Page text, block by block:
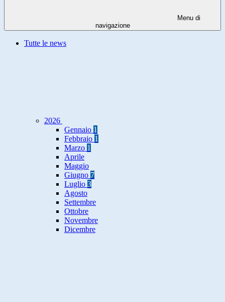
Menu di
navigazione
Tutte le news
2026
Gennaio 1
Febbraio 1
Marzo 1
Aprile
Maggio
Giugno 7
Luglio 3
Agosto
Settembre
Ottobre
Novembre
Dicembre